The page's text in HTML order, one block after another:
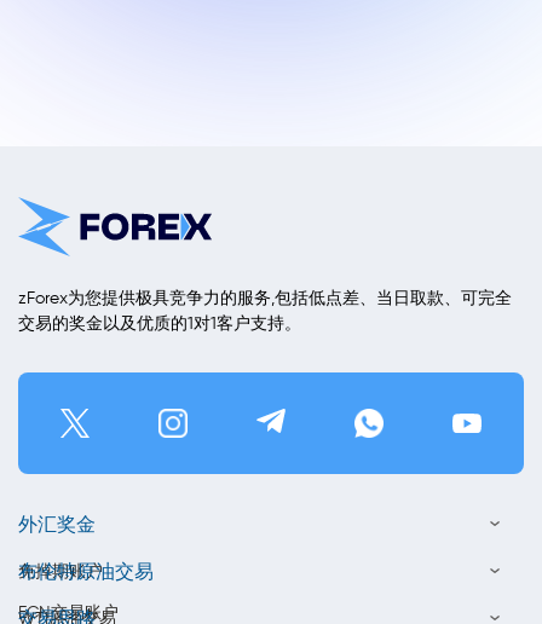
zForex为您提供极具竞争力的服务,包括低点差、当日取款、可完全
交易的奖金以及优质的1对1客户支持。
外汇奖金
免掉期账户
ECN交易账户
布伦特原油交易
WTI原油交易
交易思路